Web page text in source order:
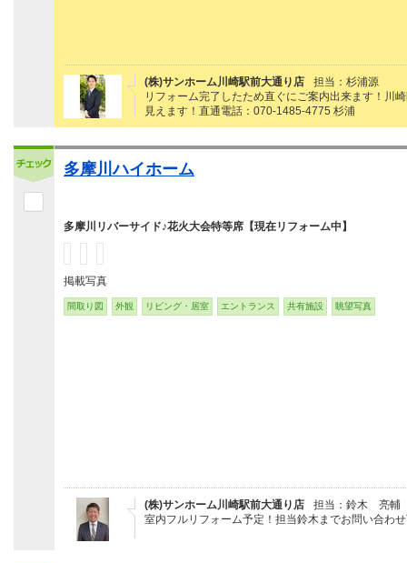
(株)サンホーム川崎駅前大通り店
担当：杉浦源
リフォーム完了したため直ぐにご案内出来ます！川
見えます！直通電話：070-1485-4775 杉浦
多摩川ハイホーム
多摩川リバーサイド♪花火大会特等席【現在リフォーム中】
掲載写真
間取り図 外観 リビング・居室 エントランス 共有施設 眺望写真
(株)サンホーム川崎駅前大通り店
担当：鈴木 亮輔
室内フルリフォーム予定！担当鈴木までお問い合わ